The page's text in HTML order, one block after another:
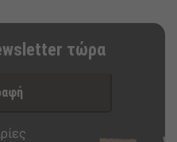
τώρα